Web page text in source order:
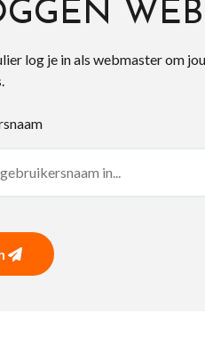
log je in als webmaster om